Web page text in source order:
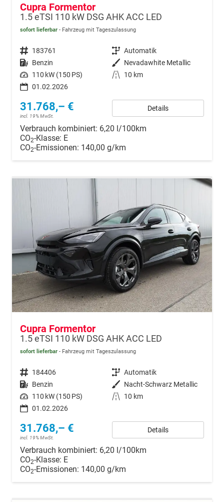
Cupra Formentor
1.5 eTSI 110 kW DSG AHK ACC LED
sofort lieferbar Fahrzeug mit Tageszulassung
Fahrzeugnr. 183761 Getriebe Automatik
Kraftstoff Benzin Außenfarbe Nevadawhite Metallic
Leistung 110 kW (150 PS) Kilometerstand
10 km
01.02.2026
31.768,– €
incl. 19% MwSt.
Details
Verbrauch kombiniert: 6,20 l/100km
CO2-Klasse: E
CO2-Emissionen: 140,00 g/km
Cupra Formentor
1.5 eTSI 110 kW DSG AHK ACC LED
sofort lieferbar Fahrzeug mit Tageszulassung
Fahrzeugnr. 184406 Getriebe Automatik
Kraftstoff Benzin Außenfarbe Nacht-Schwarz Metallic
Leistung 110 kW (150 PS) Kilometerstand
10 km
01.02.2026
31.768,– €
incl. 19% MwSt.
Details
Verbrauch kombiniert: 6,20 l/100km
CO2-Klasse: E
CO2-Emissionen: 140,00 g/km